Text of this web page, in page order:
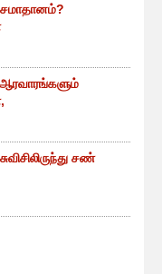
சமாதானம்?
சண்